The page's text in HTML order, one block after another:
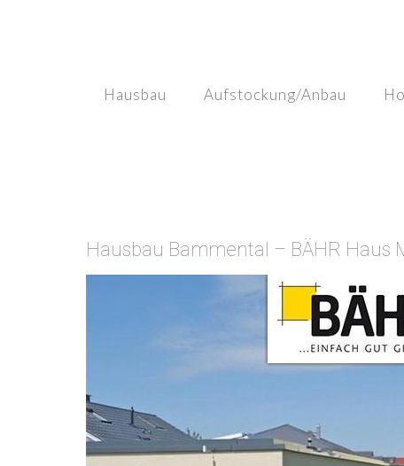
Hausbau
Aufstockung/Anbau
Hausbau Bammental – BÄHR Haus